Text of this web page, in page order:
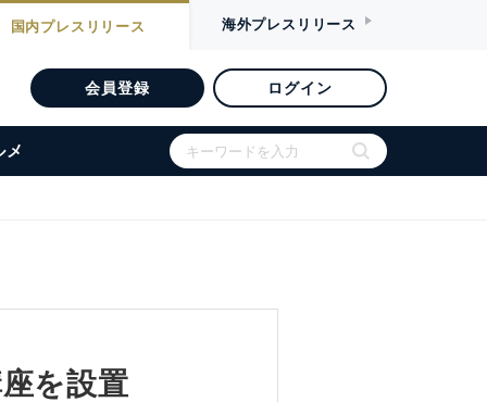
国内プレスリリース 海外プレスリリース
会員登録 ログイン
メ
を設置